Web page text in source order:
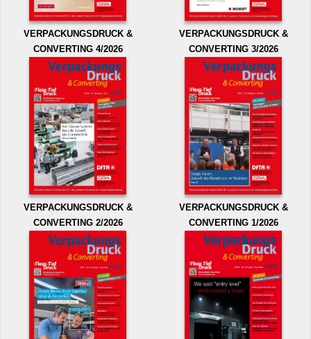
VERPACKUNGSDRUCK &
CONVERTING 4/2026
VERPACKUNGSDRUCK &
CONVERTING 3/2026
VERPACKUNGSDRUCK &
CONVERTING 2/2026
VERPACKUNGSDRUCK &
CONVERTING 1/2026